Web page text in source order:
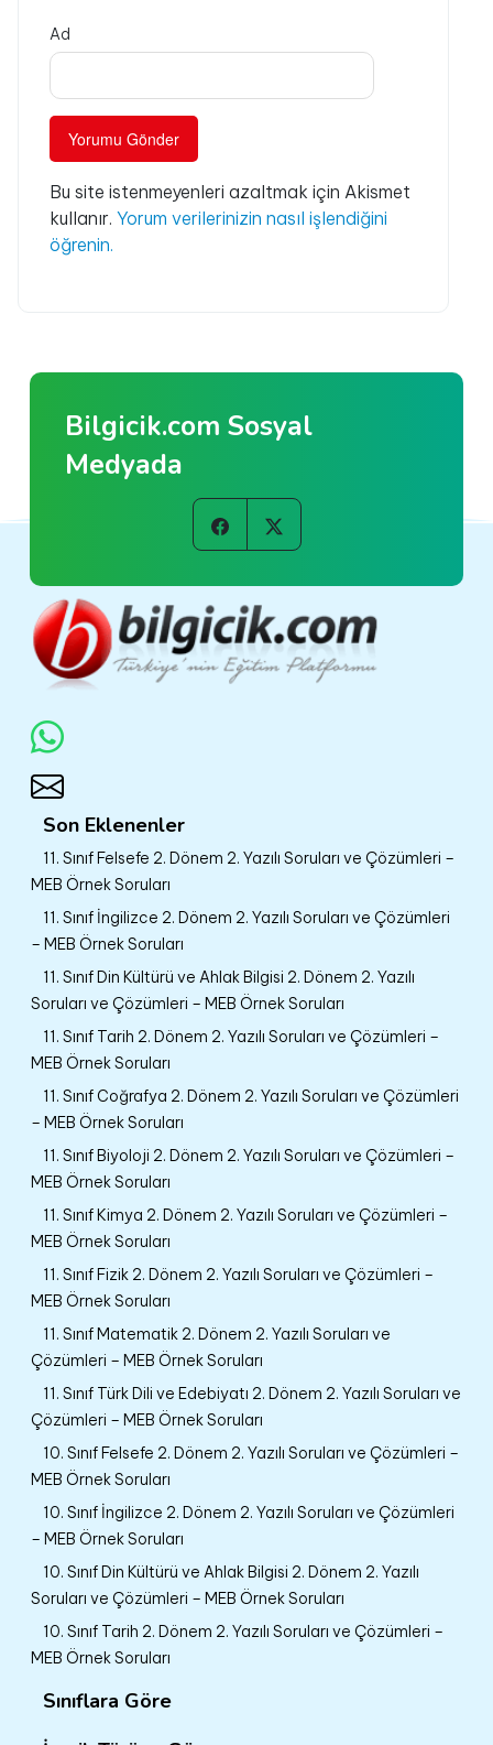
Ad
Bu site istenmeyenleri azaltmak için Akismet
kullanır. Yorum verilerinizin nasıl işlendiğini
öğrenin.
Bilgicik.com Sosyal
Medyada
Son Eklenenler
11. Sınıf Felsefe 2. Dönem 2. Yazılı Soruları ve Çözümleri –
MEB Örnek Soruları
11. Sınıf İngilizce 2. Dönem 2. Yazılı Soruları ve Çözümleri
– MEB Örnek Soruları
11. Sınıf Din Kültürü ve Ahlak Bilgisi 2. Dönem 2. Yazılı
Soruları ve Çözümleri – MEB Örnek Soruları
11. Sınıf Tarih 2. Dönem 2. Yazılı Soruları ve Çözümleri –
MEB Örnek Soruları
11. Sınıf Coğrafya 2. Dönem 2. Yazılı Soruları ve Çözümleri
– MEB Örnek Soruları
11. Sınıf Biyoloji 2. Dönem 2. Yazılı Soruları ve Çözümleri –
MEB Örnek Soruları
11. Sınıf Kimya 2. Dönem 2. Yazılı Soruları ve Çözümleri –
MEB Örnek Soruları
11. Sınıf Fizik 2. Dönem 2. Yazılı Soruları ve Çözümleri –
MEB Örnek Soruları
11. Sınıf Matematik 2. Dönem 2. Yazılı Soruları ve
Çözümleri – MEB Örnek Soruları
11. Sınıf Türk Dili ve Edebiyatı 2. Dönem 2. Yazılı Soruları ve
Çözümleri – MEB Örnek Soruları
10. Sınıf Felsefe 2. Dönem 2. Yazılı Soruları ve Çözümleri –
MEB Örnek Soruları
10. Sınıf İngilizce 2. Dönem 2. Yazılı Soruları ve Çözümleri
– MEB Örnek Soruları
10. Sınıf Din Kültürü ve Ahlak Bilgisi 2. Dönem 2. Yazılı
Soruları ve Çözümleri – MEB Örnek Soruları
10. Sınıf Tarih 2. Dönem 2. Yazılı Soruları ve Çözümleri –
MEB Örnek Soruları
Sınıflara Göre